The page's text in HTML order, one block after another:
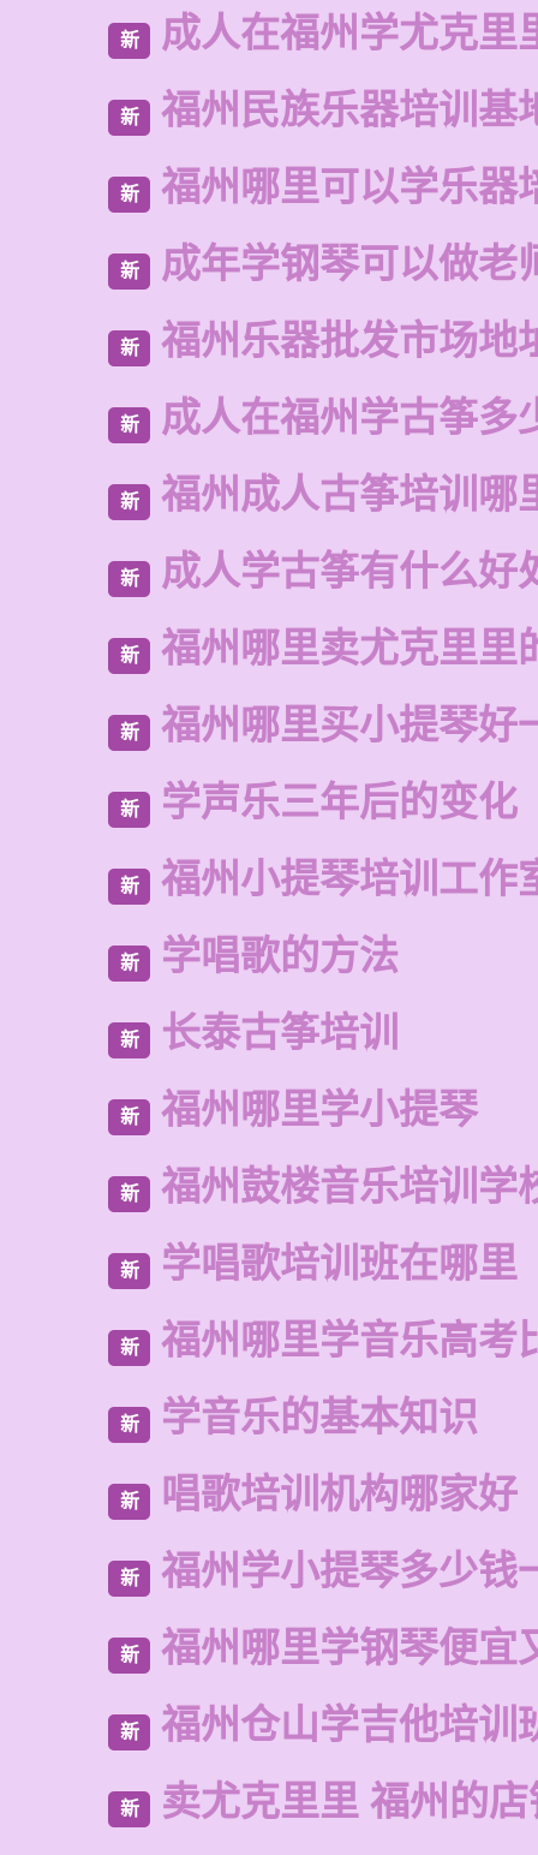
新 成人在福州学尤克里
新 福州民族乐器培训基
新 福州哪里可以学乐器
新 成年学钢琴可以做老
新 福州乐器批发市场地
新 成人在福州学古筝多
新 福州成人古筝培训哪
新 成人学古筝有什么好
新 福州哪里卖尤克里里
新 福州哪里买小提琴好
新 学声乐三年后的变化
新 福州小提琴培训工作
新 学唱歌的方法
新 长泰古筝培训
新 福州哪里学小提琴
新 福州鼓楼音乐培训学
新 学唱歌培训班在哪里
新 福州哪里学音乐高考
新 学音乐的基本知识
新 唱歌培训机构哪家好
新 福州学小提琴多少钱
新 福州哪里学钢琴便宜
新 福州仓山学吉他培训
新 卖尤克里里 福州的